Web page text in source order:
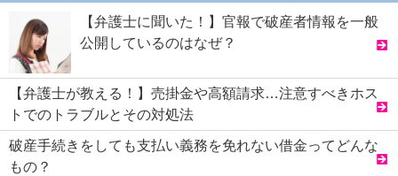
【弁護士に聞いた！】官報で破産者情報を一般
公開しているのはなぜ？
【弁護士が教える！】売掛金や高額請求…注意すべきホス
トでのトラブルとその対処法
破産手続きをしても支払い義務を免れない借金ってどんな
もの？